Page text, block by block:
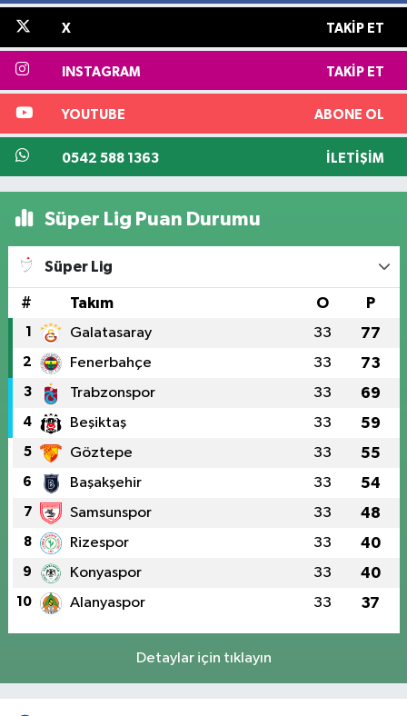
X TAKIP ET
INSTAGRAM TAKIP ET
YOUTUBE ABONE OL
0542 588 1363 İLETIŞIM
Süper Lig Puan Durumu
Süper Lig
# Takım O P
1 Galatasaray 33 77
2 Fenerbahçe 33 73
3 Trabzonspor 33 69
4 Beşiktaş 33 59
5 Göztepe 33 55
6 Başakşehir 33 54
7 Samsunspor 33 48
8 Rizespor 33 40
9 Konyaspor 33 40
10 Alanyaspor 33 37
Detaylar için tıklayın